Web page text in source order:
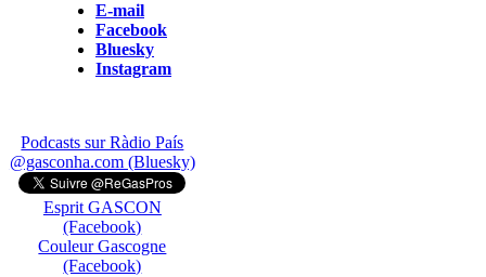
E-mail
Facebook
Bluesky
Instagram
Podcasts sur Ràdio País
@gasconha.com (Bluesky)
Esprit GASCON
(Facebook)
Couleur Gascogne
(Facebook)